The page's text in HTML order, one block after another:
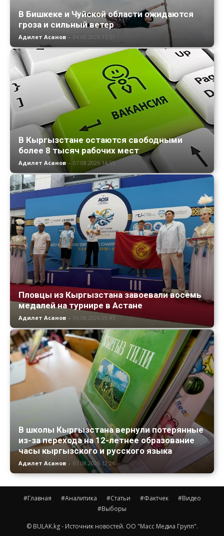
В Бишкеке и Чуйской области ожидаются
гроза и сильный ветер
Адилет Асанов - 04.08.2026 15:51
В Кыргызстане остаются свободными
более 8 тысяч рабочих мест
Адилет Асанов - 07.08.2026 14:55
Пловцы из Кыргызстана завоевали восемь
медалей на турнире в Астане
Адилет Асанов - 06.08.2026 09:45
В школы Кыргызстана вернули потерянные
из-за перехода на 12-летнее образование
часы кыргызского и русского языка
Адилет Асанов - 07.08.2026 12:26
#Главная #Аналитика #Статьи #Фактчек
#Видео
#Выборы
© BULAK.kg - Источник новостей. ОО "Масс Медиа Групп".